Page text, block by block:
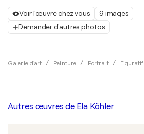
Voir l'œuvre chez vous
9 images
Demander d'autres photos
Galerie d'art Peinture Portrait Figuratif
Autres œuvres de Ela Köhler